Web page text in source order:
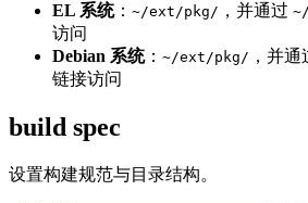
EL 系统： ~/ext/pkg/ ，并通过
访问
Debian 系统： ~/ext/pkg/ ，并通
链接访问
build spec
设置构建规范与目录结构。